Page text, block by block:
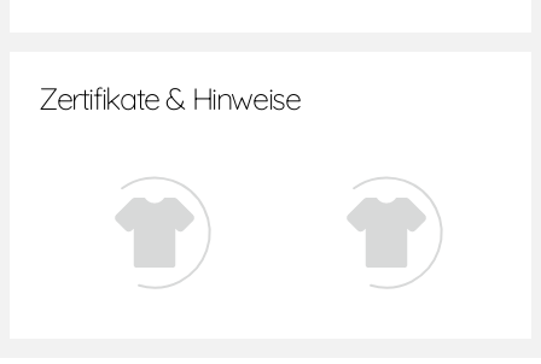
Zertifikate & Hinweise